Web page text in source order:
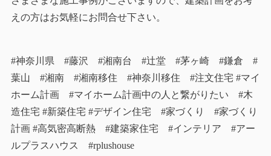
えの方はお気軽にお問合せ下さい。
#神奈川県 #藤沢 #湘南台 #辻堂 #茅ヶ崎 #鎌倉 #
葉山 #湘南 #湘南移住 #神奈川移住 #注文住宅 #マイ
ホーム計画 #マイホーム計画中の人と繋がりたい #木
造住宅 #新築住宅 #デザイン住宅 #家づくり #家づくり
計画 #高気密高断熱 #建築家住宅 #インテリア #アー
ルプラスハウス #rplushouse